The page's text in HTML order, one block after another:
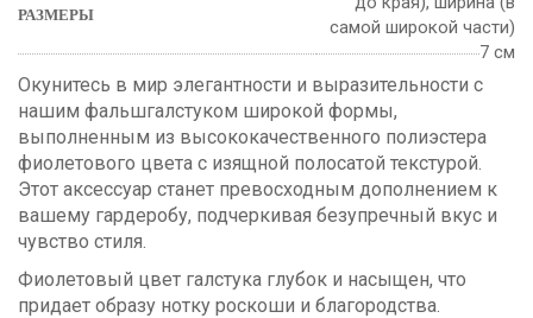
РАЗМЕРЫ
самой широкой части)
7 см
Окунитесь в мир элегантности и выразительности с
нашим фальшгалстуком широкой формы,
выполненным из высококачественного полиэстера
фиолетового цвета с изящной полосатой текстурой.
Этот аксессуар станет превосходным дополнением к
вашему гардеробу, подчеркивая безупречный вкус и
чувство стиля.
Фиолетовый цвет галстука глубок и насыщен, что
придает образу нотку роскоши и благородства.